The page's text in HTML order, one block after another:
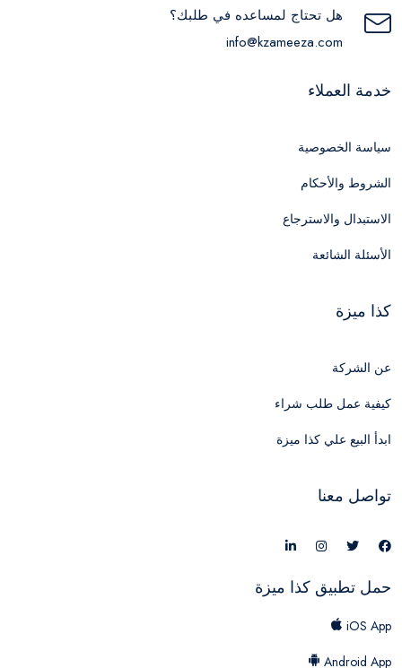
هل تحتاج لمساعده في طلبك؟
info@kzameeza.com
خدمة العملاء
سياسة الخصوصية
الشروط والأحكام
الاستبدال والاسترجاع
الأسئلة الشائعة
كذا ميزة
عن الشركة
كيفية عمل طلب شراء
ابدأ البيع علي كذا ميزة
تواصل معنا
حمل تطبيق كذا ميزة
iOS App
Android App